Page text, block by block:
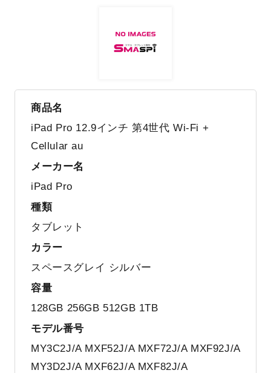
商品名
iPad Pro 12.9インチ 第4世代 Wi-Fi +
Cellular au
メーカー名
iPad Pro
種類
タブレット
カラー
スペースグレイ シルバー
容量
128GB 256GB 512GB 1TB
モデル番号
MY3C2J/A MXF52J/A MXF72J/A MXF92J/A
MY3D2J/A MXF62J/A MXF82J/A